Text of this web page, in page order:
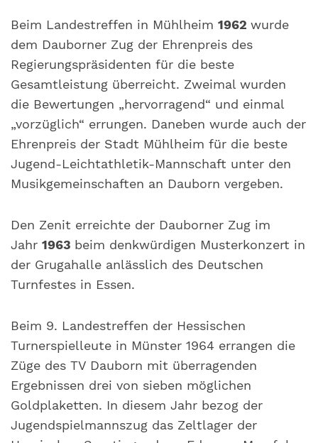
Beim Landestreffen in Mühlheim 1962 wurde
dem Dauborner Zug der Ehrenpreis des
Regierungspräsidenten für die beste
Gesamtleistung überreicht. Zweimal wurden
die Bewertungen „hervorragend“ und einmal
„vorzüglich“ errungen. Daneben wurde auch der
Ehrenpreis der Stadt Mühlheim für die beste
Jugend-Leichtathletik-Mannschaft unter den
Musikgemeinschaften an Dauborn vergeben.
Den Zenit erreichte der Dauborner Zug im
Jahr 1963 beim denkwürdigen Musterkonzert in
der Grugahalle anlässlich des Deutschen
Turnfestes in Essen.
Beim 9. Landestreffen der Hessischen
Turnerspielleute in Münster 1964 errangen die
Züge des TV Dauborn mit überragenden
Ergebnissen drei von sieben möglichen
Goldplaketten. In diesem Jahr bezog der
Jugendspielmannszug das Zeltlager der